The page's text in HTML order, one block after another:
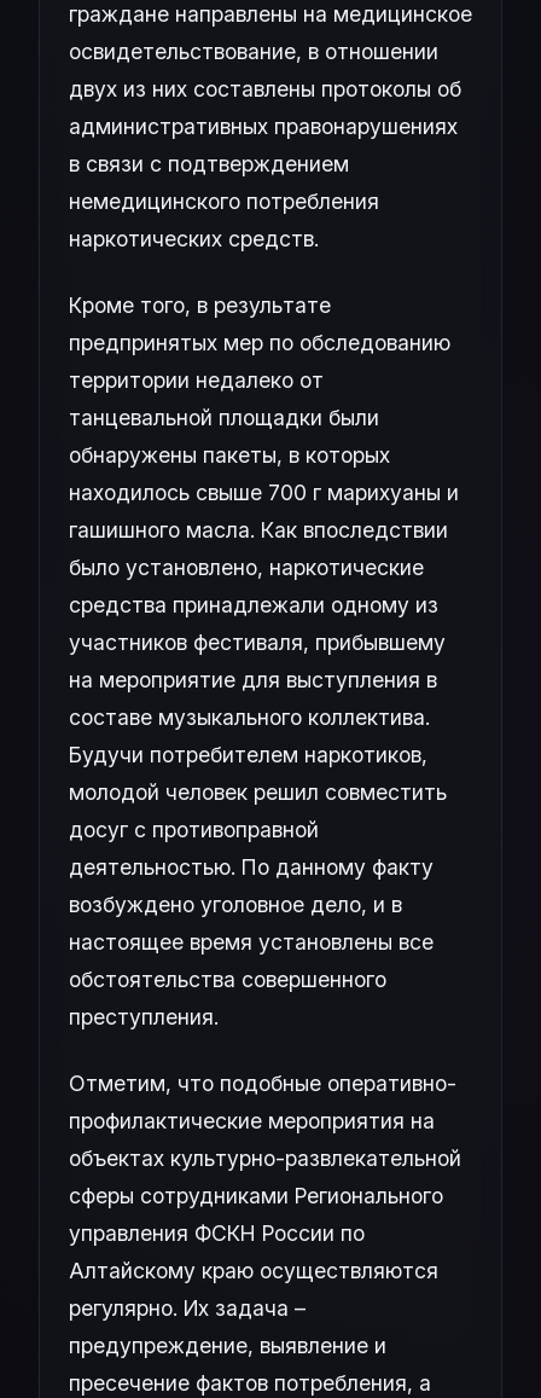
граждане направлены на медицинское
освидетельствование, в отношении
двух из них составлены протоколы об
административных правонарушениях
в связи с подтверждением
немедицинского потребления
наркотических средств.
Кроме того, в результате
предпринятых мер по обследованию
территории недалеко от
танцевальной площадки были
обнаружены пакеты, в которых
находилось свыше 700 г марихуаны и
гашишного масла. Как впоследствии
было установлено, наркотические
средства принадлежали одному из
участников фестиваля, прибывшему
на мероприятие для выступления в
составе музыкального коллектива.
Будучи потребителем наркотиков,
молодой человек решил совместить
досуг с противоправной
деятельностью. По данному факту
возбуждено уголовное дело, и в
настоящее время установлены все
обстоятельства совершенного
преступления.
Отметим, что подобные оперативно-
профилактические мероприятия на
объектах культурно-развлекательной
сферы сотрудниками Регионального
управления ФСКН России по
Алтайскому краю осуществляются
регулярно. Их задача –
предупреждение, выявление и
пресечение фактов потребления, а